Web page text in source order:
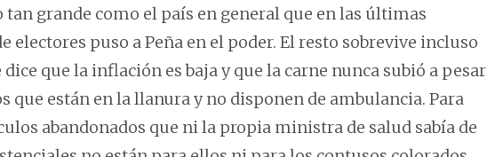
grande como el país en general que en las últimas
electores puso a Peña en el poder. El resto sobrevive incluso
dice que la inflación es baja y que la carne nunca subió a pesar
que están en la llanura y no disponen de ambulancia. Para
abandonados que ni la propia ministra de salud sabía de